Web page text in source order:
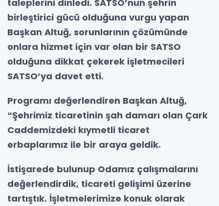
taleplerini dinledi. SATSO’nun şehrin
birleştirici gücü olduğuna vurgu yapan
Başkan Altuğ, sorunlarının çözümünde
onlara hizmet için var olan bir SATSO
olduğuna dikkat çekerek işletmecileri
SATSO’ya davet etti.
Programı değerlendiren Başkan Altuğ,
“Şehrimiz ticaretinin şah damarı olan Çark
Caddemizdeki kıymetli ticaret
erbaplarımız ile bir araya geldik.
İstişarede bulunup Odamız çalışmalarını
değerlendirdik, ticareti gelişimi üzerine
tartıştık. İşletmelerimize konuk olarak